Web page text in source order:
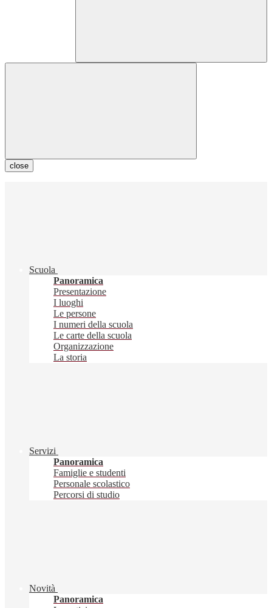
close
Scuola
Panoramica
Presentazione
I luoghi
Le persone
I numeri della scuola
Le carte della scuola
Organizzazione
La storia
Servizi
Panoramica
Famiglie e studenti
Personale scolastico
Percorsi di studio
Novità
Panoramica